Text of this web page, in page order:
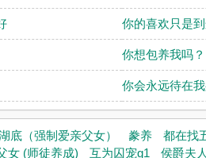
你的喜欢只是
你想包养我吗？
你会永远待在
底（强制爱亲父女） 豢养 都在找
女 (师徒养成) 互为囚宠g1 侯爵夫